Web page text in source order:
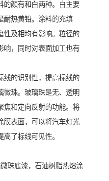
的颜有和白两种。白主要
耐热黄铅。涂料的充填
性及相均有影响。粒径的
响，同时对表面加工也有
线的识别性，提高标线的
微珠。玻璃珠是无、透明
焦和定向反射的功能。将
膜表面，可以将汽车灯光
了标线可见性。
珠底漆，石油树脂热熔涂